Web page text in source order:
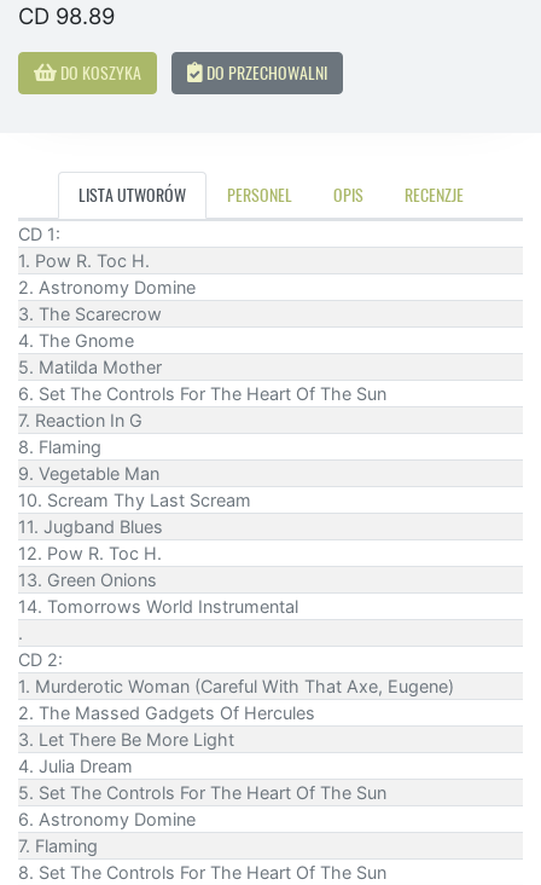
CD 98.89
DO KOSZYKA DO PRZECHOWALNI
LISTA UTWORÓW PERSONEL OPIS RECENZJE
CD 1:
1. Pow R. Toc H.
2. Astronomy Domine
3. The Scarecrow
4. The Gnome
5. Matilda Mother
6. Set The Controls For The Heart Of The Sun
7. Reaction In G
8. Flaming
9. Vegetable Man
10. Scream Thy Last Scream
11. Jugband Blues
12. Pow R. Toc H.
13. Green Onions
14. Tomorrows World Instrumental
.
CD 2:
1. Murderotic Woman (Careful With That Axe, Eugene)
2. The Massed Gadgets Of Hercules
3. Let There Be More Light
4. Julia Dream
5. Set The Controls For The Heart Of The Sun
6. Astronomy Domine
7. Flaming
8. Set The Controls For The Heart Of The Sun